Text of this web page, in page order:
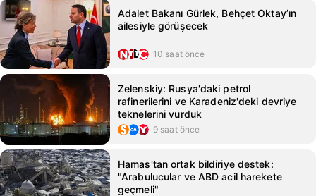
Adalet Bakanı Gürlek, Behçet Oktay’ın
ailesiyle görüşecek
10 saat önce
Zelenskiy: Rusya'daki petrol
rafinerilerini ve Karadeniz'deki devriye
teknelerini vurduk
9 saat önce
Hamas'tan ortak bildiriye destek:
"Arabulucular ve ABD acil harekete
geçmeli"